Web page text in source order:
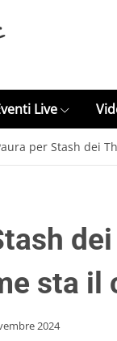
Live
per Stash dei
sta il
2024